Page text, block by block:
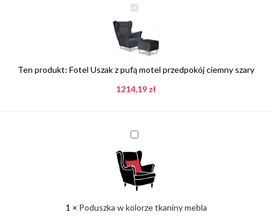
Fotel
Uszak
z
pufą
motel
przedpokój
ciemny
Ten produkt: Fotel Uszak z pufą motel przedpokój ciemny szary
1214,19 zł
Poduszka
kolorze
tkaniny
mebla
1 × Poduszka w kolorze tkaniny mebla